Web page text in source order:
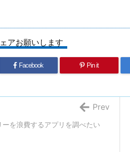
アお願いします
Facebook Pin it
ーを浪費するアプリを調べたい
Prev